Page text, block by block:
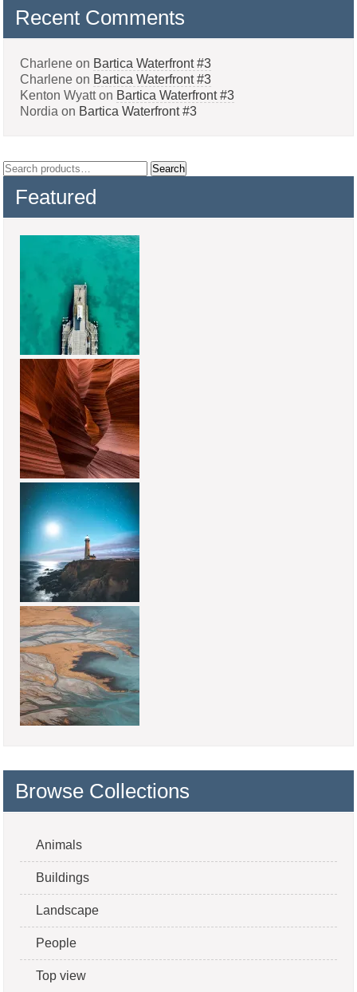
Recent Comments
Charlene on Bartica Waterfront #3
Charlene on Bartica Waterfront #3
Kenton Wyatton Bartica Waterfront #3
Nordia on Bartica Waterfront #3
Search
Search
Featured
Browse Collections
Animals
Buildings
Landscape
People
Top view